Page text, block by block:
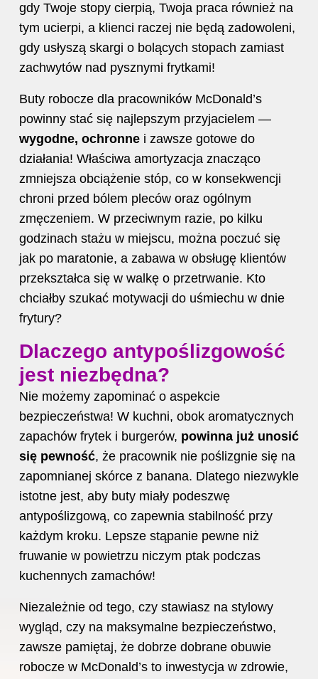
gdy Twoje stopy cierpią, Twoja praca również na
tym ucierpi, a klienci raczej nie będą zadowoleni,
gdy usłyszą skargi o bolących stopach zamiast
zachwytów nad pysznymi frytkami!
Buty robocze dla pracowników McDonald’s
powinny stać się najlepszym przyjacielem —
wygodne, ochronne i zawsze gotowe do
działania! Właściwa amortyzacja znacząco
zmniejsza obciążenie stóp, co w konsekwencji
chroni przed bólem pleców oraz ogólnym
zmęczeniem. W przeciwnym razie, po kilku
godzinach stażu w miejscu, można poczuć się
jak po maratonie, a zabawa w obsługę klientów
przekształca się w walkę o przetrwanie. Kto
chciałby szukać motywacji do uśmiechu w dnie
frytury?
Dlaczego antypoślizgowość
jest niezbędna?
Nie możemy zapominać o aspekcie
bezpieczeństwa! W kuchni, obok aromatycznych
zapachów frytek i burgerów, powinna już unosić
się pewność, że pracownik nie poślizgnie się na
zapomnianej skórce z banana. Dlatego niezwykle
istotne jest, aby buty miały podeszwę
antypoślizgową, co zapewnia stabilność przy
każdym kroku. Lepsze stąpanie pewne niż
fruwanie w powietrzu niczym ptak podczas
kuchennych zamachów!
Niezależnie od tego, czy stawiasz na stylowy
wygląd, czy na maksymalne bezpieczeństwo,
zawsze pamiętaj, że dobrze dobrane obuwie
robocze w McDonald’s to inwestycja w zdrowie,